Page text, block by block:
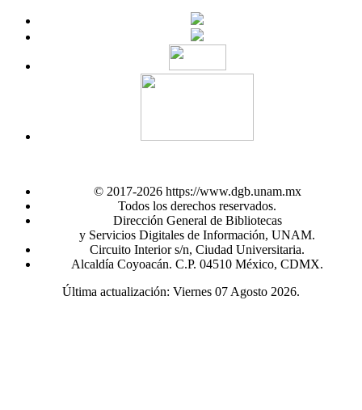
© 2017-2026 https://www.dgb.unam.mx
Todos los derechos reservados.
Dirección General de Bibliotecas
y Servicios Digitales de Información, UNAM.
Circuito Interior s/n, Ciudad Universitaria.
Alcaldía Coyoacán. C.P. 04510 México, CDMX.
Última actualización: Viernes 07 Agosto 2026.